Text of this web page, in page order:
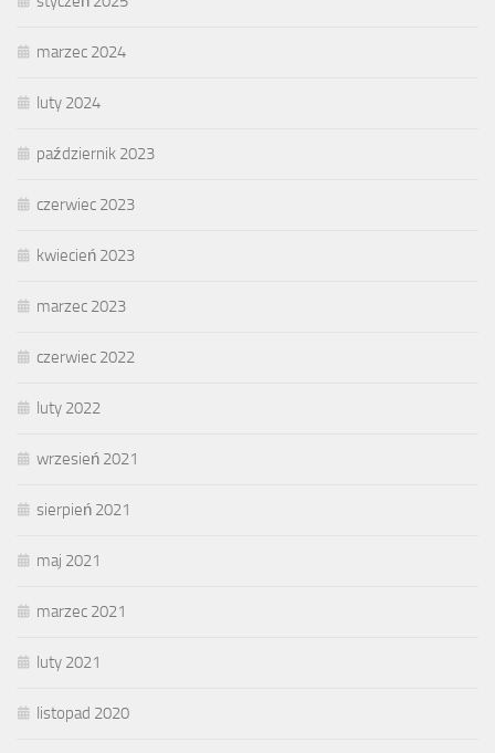
marzec 2024
luty 2024
październik 2023
czerwiec 2023
kwiecień 2023
marzec 2023
czerwiec 2022
luty 2022
wrzesień 2021
sierpień 2021
maj 2021
marzec 2021
luty 2021
listopad 2020